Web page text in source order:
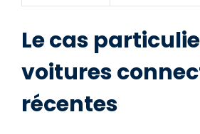
Le cas
voitures
récentes